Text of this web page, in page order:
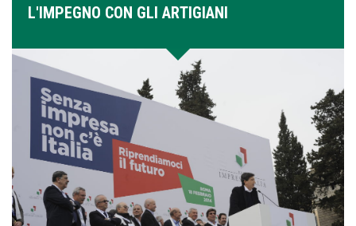
L'IMPEGNO CON GLI ARTIGIANI